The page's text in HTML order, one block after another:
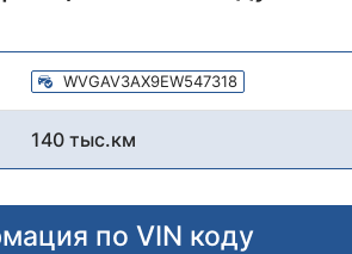
WVGAV3AX9EW547318
140 тыс.км
по VIN коду